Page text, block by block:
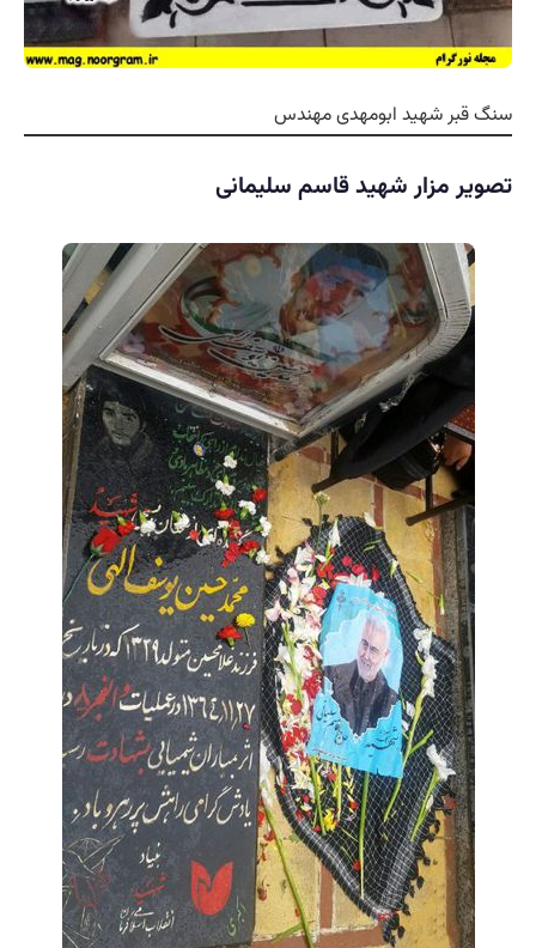
سنگ قبر شهید ابومهدی مهندس
تصویر مزار شهید قاسم سلیمانی